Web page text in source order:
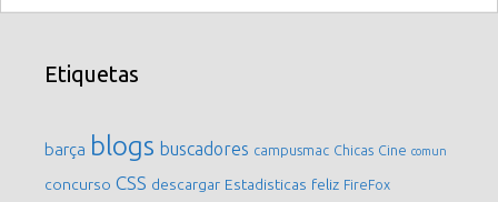
Etiquetas
barça blogs buscadores campusmac Chicas Cine comun
concurso CSS descargar Estadisticas feliz FireFox